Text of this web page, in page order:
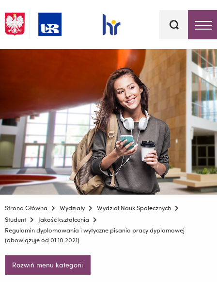
kluczowe
Strona Główna Wydziały
Wydział Nauk Społecznych
Student
Jakość kształcenia
Regulamin dyplomowania i wytyczne pisania pracy dyplomowej
(obowiązuje od 01.10.2021)
Rozwiń menu kategorii